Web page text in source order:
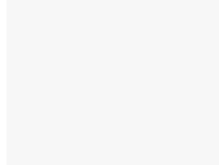
Регистрация новой или
возрастом менее 1 года —
(Стоимость компании
Стоимость проверки клиента в
требованиями Ордонанса о
Средств, Полученных
Финансированием Терроризма
Ежегодный сбор за